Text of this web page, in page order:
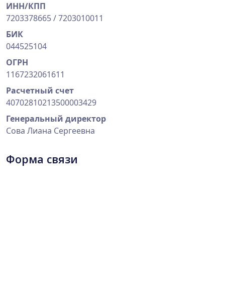
ИНН/КПП
7203378665 / 7203010011
БИК
044525104
ОГРН
1167232061611
Расчетный счет
40702810213500003429
Генеральный директор
Сова Лиана Сергеевна
Форма связи